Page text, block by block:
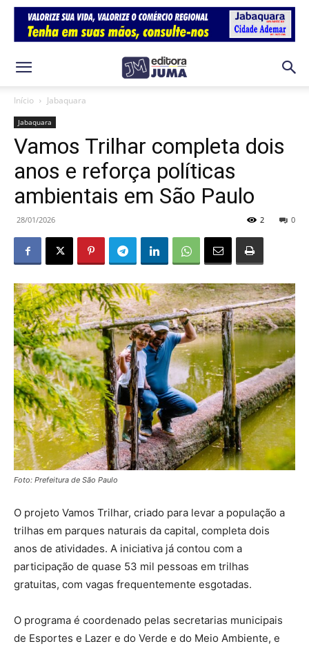
Início Jabaquara
Jabaquara
Vamos Trilhar completa dois
anos e reforça políticas
ambientais em São Paulo
28/01/2026 0
2
Foto: Prefeitura de São Paulo
O projeto Vamos Trilhar, criado para levar a população a
trilhas em parques naturais da capital, completa dois
anos de atividades. A iniciativa já contou com a
participação de quase 53 mil pessoas em trilhas
gratuitas, com vagas frequentemente esgotadas.
O programa é coordenado pelas secretarias municipais
de Esportes e Lazer e do Verde e do Meio Ambiente, e